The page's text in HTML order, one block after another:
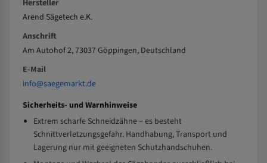
Hersteller
Arend Sägetech e.K.
Anschrift
Am Autohof 2, 73037 Göppingen, Deutschland
E-Mail
info@saegemarkt.de
Sicherheits- und Warnhinweise
Extrem scharfe Schneidzähne – es besteht
Schnittverletzungsgefahr. Handhabung, Transport und
Lagerung nur mit geeigneten Schutzhandschuhen.